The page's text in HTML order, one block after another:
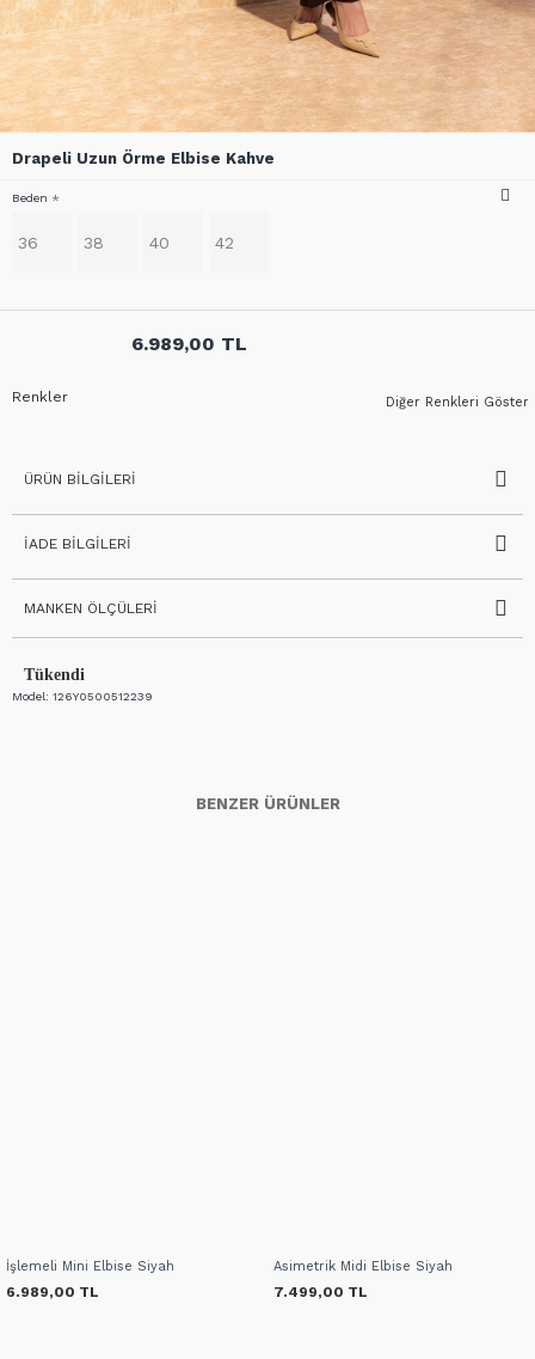
Drapeli Uzun Örme Elbise Kahve
Tükendi
Model: 126Y0500512239
6.989,00 TL
Beden
36 38 40 42
Diğer Renkleri Göster
Renkler
ÜRÜN BILGILERI
İADE BILGILERI
MANKEN ÖLÇÜLERI
BENZER ÜRÜNLER
İşlemeli Mini Elbise Siyah
6.989,00 TL
Asimetrik Midi Elbise Siyah
7.499,00 TL